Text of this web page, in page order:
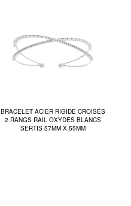
BRACELET ACIER RIGIDE CROISÉS
2 RANGS RAIL OXYDES BLANCS
SERTIS 57MM X 55MM